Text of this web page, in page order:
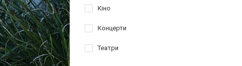
Кіно
Концерти
Театри